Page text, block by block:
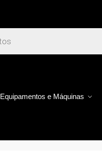
Equipamentos e Máquinas